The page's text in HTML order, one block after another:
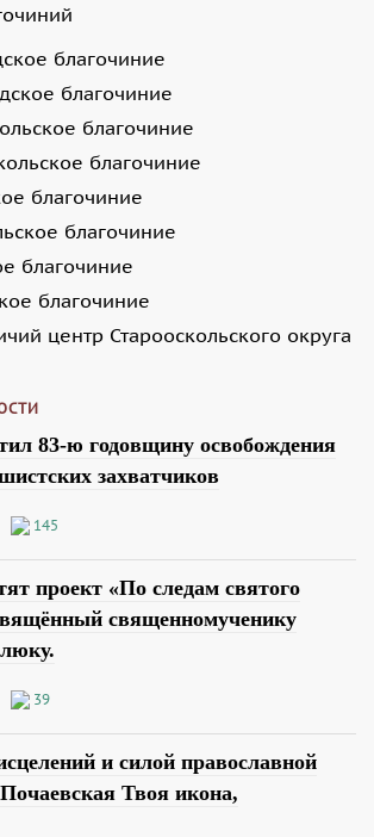
благочиние
благочиние
благочиние
благочиние
благочиние
благочиние
благочиние
благочиние
центр Старооскольского округа
83-ю годовщину освобождения
захватчиков
145
проект «По следам святого
священномученику
39
и силой православной
Твоя икона,